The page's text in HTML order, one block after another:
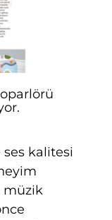
kalitesi
müzik